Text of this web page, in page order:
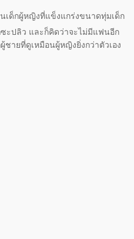
เด็กผู้หญิงที่แข็งแกร่งขนาดทุ่มเด็ก
ะปลิว และก็คิดว่าจะไม่มีแฟนอีก
ายที่ดูเหมือนผู้หญิงยิ่งกว่าตัวเอง